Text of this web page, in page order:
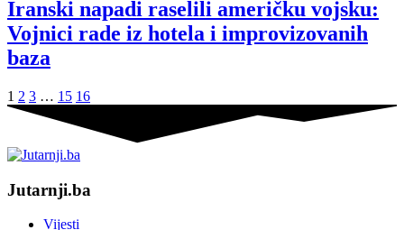
Iranski napadi raselili američku vojsku:
Vojnici rade iz hotela i improvizovanih
baza
1 2 3 … 15 16
Jutarnji.ba
Vijesti